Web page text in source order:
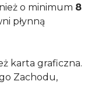
o minimum 8
płynną
karta graficzna.
Zachodu,